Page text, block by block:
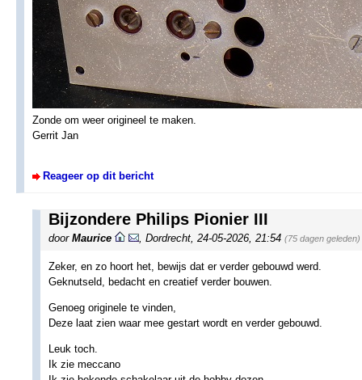
Zonde om weer origineel te maken.
Gerrit Jan
Reageer op dit bericht
Bijzondere Philips Pionier III
door Maurice Dordrecht 24-05-2026, 21:54 (75 dagen geleden)
Zeker, en zo hoort het, bewijs dat er verder gebouwd werd.
Geknutseld, bedacht en creatief verder bouwen.
Genoeg originele te vinden,
Deze laat zien waar mee gestart wordt en verder gebouwd.
Leuk toch.
Ik zie meccano